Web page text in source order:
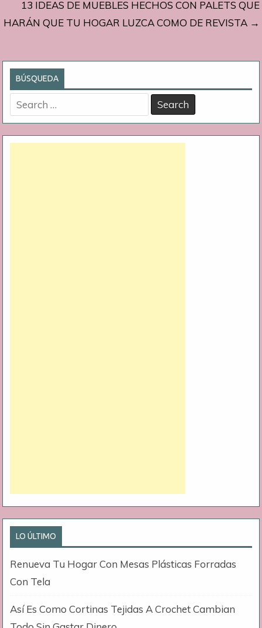
entradas
13 IDEAS DE MUEBLES HECHOS CON PALETS QUE
HARÁN QUE TU HOGAR LUZCA COMO DE REVISTA →
BÚSQUEDA
Search
for:
LO ÚLTIMO
Renueva Tu Hogar Con Mesas Plásticas Forradas
Con Tela
Así Es Como Cortinas Tejidas A Crochet Cambian